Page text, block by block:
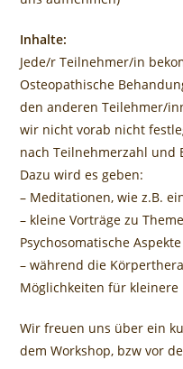
Inhalte:
Jede/r Teilnehmer/in
Osteopathische
den anderen Teilehmer/
wir nicht vorab nicht
nach Teilnehmerzahl und
Dazu wird es geben:
– Meditationen, wie z.B.
– kleine Vorträge zu
Psychosomatische Aspekte
– während die
Möglichkeiten für
Wir freuen uns über ein
dem Workshop, bzw vor